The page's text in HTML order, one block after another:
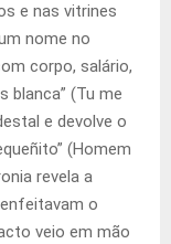
e nas vitrines
nome no
corpo, salário,
blanca” (Tu me
e devolve o
(Homem
revela a
o
veio em mão